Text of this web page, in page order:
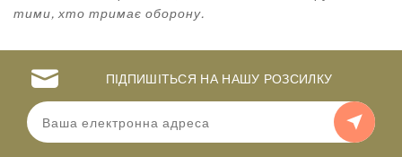
тими, хто тримає оборону.
ПІДПИШІТЬСЯ НА НАШУ РОЗСИЛКУ